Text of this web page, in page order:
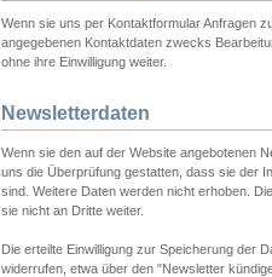
Wenn sie uns per Kontaktformular Anfragen
angegebenen Kontaktdaten zwecks
ohne ihre Einwilligung weiter.
Newsletterdaten
Wenn sie den auf der Website angebotenen
uns die Überprüfung gestatten, dass sie der
sind. Weitere Daten werden nicht erhoben.
sie nicht an Dritte weiter.
Die erteilte Einwilligung zur Speicherung der
widerrufen, etwa über den "Newsletter